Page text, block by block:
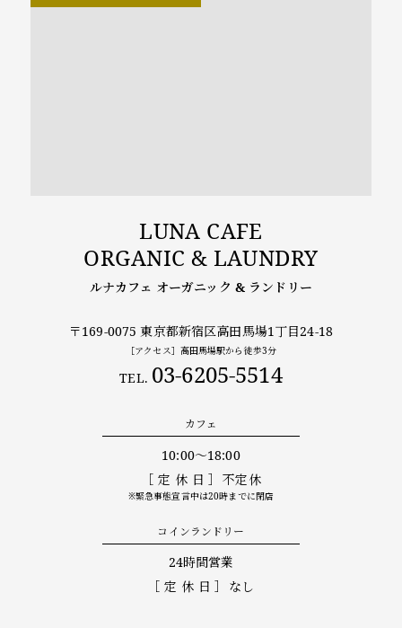
LUNA CAFE
ORGANIC & LAUNDRY
ルナカフェ オーガニック & ランドリー
〒169-0075 東京都新宿区高田馬場1丁目24-18
［アクセス］高田馬場駅から徒歩3分
TEL. 03-6205-5514
カフェ
10:00〜18:00
［定休日］不定休
※緊急事態宣言中は20時までに閉店
コインランドリー
24時間営業
［定休日］なし